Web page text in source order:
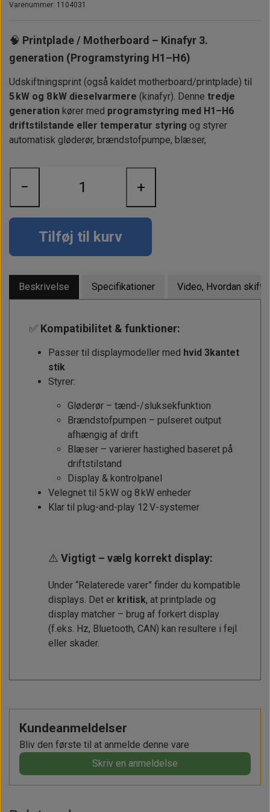
Paneler & Kontakter
Sikringer
Værktøj
Tilbehør
Gori propeller
instrumenter
Additive
Børster & Svampe m.m.
El-artikler
Tøj
Diverse
Tovværk & fortøjning
Strøm
Gavekort
Udlejning af bådudstyr
Hvem er vi
Fordele hos Shop12volt
Varenummer: 1104031
🧠 Printplade / Motherboard – Kinafyr 3.
generation (Programstyring H1–H6)
Udskiftningsprint (også kaldet motherboard/printplade) til
5 kW og 8 kW dieselvarmere (kinafyr). Denne tredje
generation kører med programstyring med H1–H6
driftstilstande eller temperatur styring og styrer
automatisk gløderør, brændstofpumpe, blæser,
− +
Tilføj til kurv
Beskrivelse Specifikationer Video, Hvordan
✅ Kompatibilitet & funktioner:
Passer til displaymodeller med hvid 3kantet
stik
Styrer:
Gløderør – tænd-/sluksekfunktion
Brændstofpumpen – pulseret output
afhængig af drift
Blæser – varierer hastighed baseret på
driftstilstand
Display & kontrolpanel
Velegnet til 5 kW og 8 kW enheder
Klar til plug-and-play 12 V-systemer
⚠️ Vigtigt – vælg korrekt display:
Under “Relaterede varer” finder du kompatible
displays. Det er kritisk, at printplade og
display matcher – brug af forkert display
(f.eks. Hz, Bluetooth, CAN) kan resultere i fejl
eller skader.
Kundeanmeldelser
Bliv den første til at anmelde denne vare
Skriv en anmeldelse